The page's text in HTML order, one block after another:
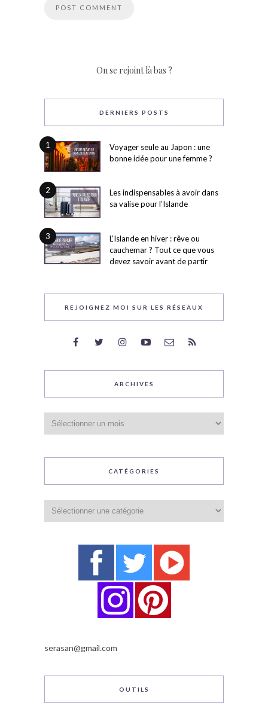
On se rejoint là bas ?
DERNIERS POSTS
1
Voyager seule au Japon : une
bonne idée pour une femme ?
2
Les indispensables à avoir dans
sa valise pour l’Islande
3
L’Islande en hiver : rêve ou
cauchemar ? Tout ce que vous
devez savoir avant de partir
REJOIGNEZ MOI SUR LES RÉSEAUX
ARCHIVES
CATÉGORIES
serasan@gmail.com
OUTILS